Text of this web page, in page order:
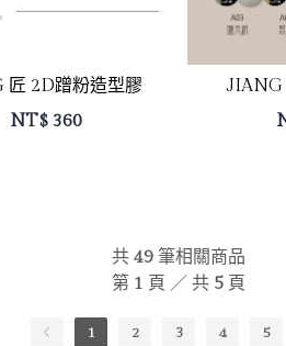
匠 2D蹭粉造型膠
NT$360
JIANG
共49 筆相關商品
第 1 頁 ／ 共 5 頁
1 2 3 4 5